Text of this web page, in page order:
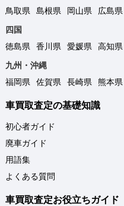
鳥取県
島根県 岡山県 広島県
四国
徳島県
香川県 愛媛県
高知県
九州・沖縄
福岡県
佐賀県 長崎県 熊本県
車買取査定の基礎知識
初心者ガイド
廃車ガイド
用語集
よくある質問
車買取査定お役立ちガイド